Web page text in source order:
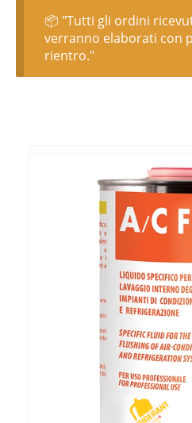
📦 "Tutti gli ordini
verranno elaborati con
rientro."